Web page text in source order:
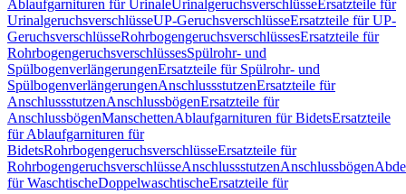
Ablaufgarnituren für UrinaleUrinalgeruchsverschlüsseErsatzteile für
UrinalgeruchsverschlüsseUP-GeruchsverschlüsseErsatzteile für UP-
GeruchsverschlüsseRohrbogengeruchsverschlüssesErsatzteile für
RohrbogengeruchsverschlüssesSpülrohr- und
SpülbogenverlängerungenErsatzteile für Spülrohr- und
SpülbogenverlängerungenAnschlussstutzenErsatzteile für
AnschlussstutzenAnschlussbögenErsatzteile für
AnschlussbögenManschettenAblaufgarnituren für BidetsErsatzteile
für Ablaufgarnituren für
BidetsRohrbogengeruchsverschlüsseErsatzteile für
RohrbogengeruchsverschlüsseAnschlussstutzenAnschlussbögen
für WaschtischeDoppelwaschtischeErsatzteile für